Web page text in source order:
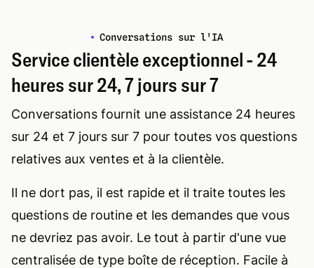
Conversations sur l'IA
Service clientèle exceptionnel - 24
heures sur 24, 7 jours sur 7
Conversations fournit une assistance 24 heures
sur 24 et 7 jours sur 7 pour toutes vos questions
relatives aux ventes et à la clientèle.
Il ne dort pas, il est rapide et il traite toutes les
questions de routine et les demandes que vous
ne devriez pas avoir. Le tout à partir d'une vue
centralisée de type boîte de réception. Facile à